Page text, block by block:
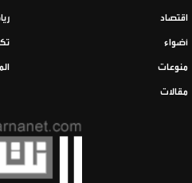
اقتصاد
أضواء
منوعات
مقالات